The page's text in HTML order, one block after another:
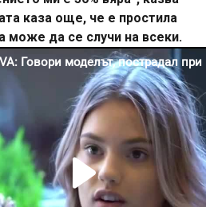
каза още, че е простила
може да се случи на всеки.